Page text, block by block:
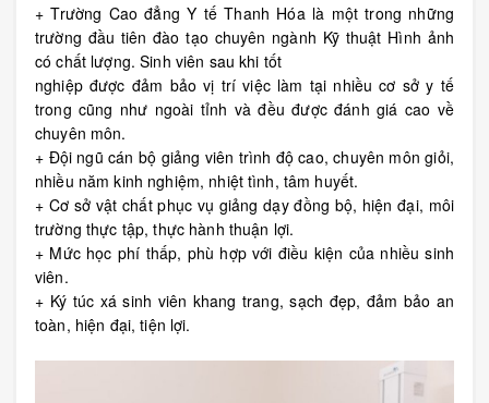
+ Trường Cao đẳng Y tế Thanh Hóa là một trong những
trường đầu tiên đào tạo chuyên ngành Kỹ thuật Hình ảnh
có chất lượng. Sinh viên sau khi tốt
nghiệp được đảm bảo vị trí việc làm tại nhiều cơ sở y tế
trong cũng như ngoài tỉnh và đều được đánh giá cao về
chuyên môn.
+ Đội ngũ cán bộ giảng viên trình độ cao, chuyên môn giỏi,
nhiều năm kinh nghiệm, nhiệt tình, tâm huyết.
+ Cơ sở vật chất phục vụ giảng dạy đồng bộ, hiện đại, môi
trường thực tập, thực hành thuận lợi.
+ Mức học phí thấp, phù hợp với điều kiện của nhiều sinh
viên.
+ Ký túc xá sinh viên khang trang, sạch đẹp, đảm bảo an
toàn, hiện đại, tiện lợi.